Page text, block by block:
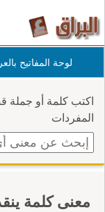
لوحة المفاتيح
اكتب كلمة أو جملة
المفردات
معنى كلمة